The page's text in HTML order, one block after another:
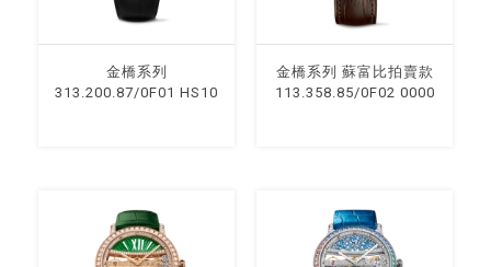
⾦橋系列
313.200.87/0F01 HS10
⾦橋系列 蘇富比拍賣款
113.358.85/0F02 0000